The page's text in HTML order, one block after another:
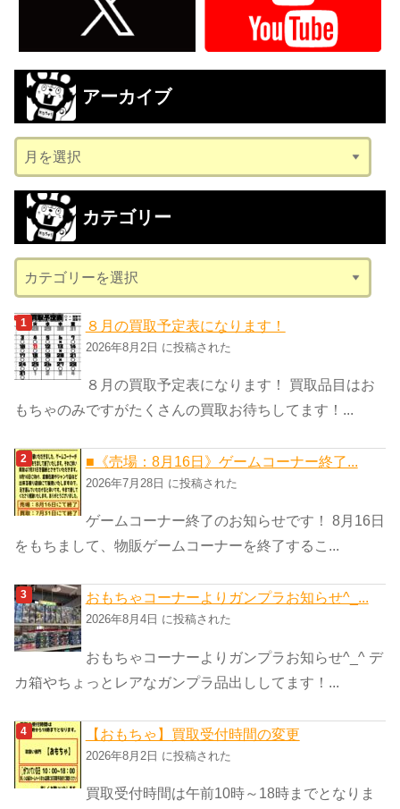
アーカイブ
ー
カ
ブ
カテゴリー
テ
ゴ
リ
ー
８月の買取予定表になります！
2026年8月2日 に投稿された
８月の買取予定表になります！ 買取品目はお
もちゃのみですがたくさんの買取お待ちしてます！...
■《売場：8月16日》ゲームコーナー終了...
2026年7月28日 に投稿された
ゲームコーナー終了のお知らせです！ 8月16日
をもちまして、物販ゲームコーナーを終了するこ...
おもちゃコーナーよりガンプラお知らせ^_...
2026年8月4日 に投稿された
おもちゃコーナーよりガンプラお知らせ^_^ デ
カ箱やちょっとレアなガンプラ品出ししてます！...
【おもちゃ】買取受付時間の変更
2026年8月2日 に投稿された
買取受付時間は午前10時～18時までとなりま